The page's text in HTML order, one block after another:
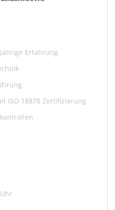
Erfahrung
ISO 18878 Zertifizierung